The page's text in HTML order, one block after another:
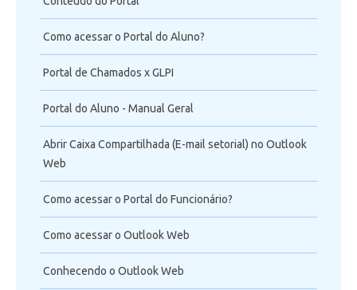
Como acessar o Portal do Aluno?
Portal de Chamados x GLPI
Portal do Aluno - Manual Geral
Abrir Caixa Compartilhada (E-mail setorial) no Outlook
Web
Como acessar o Portal do Funcionário?
Como acessar o Outlook Web
Conhecendo o Outlook Web